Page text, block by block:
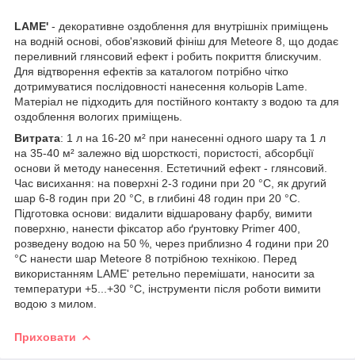
LAME' - декоративне оздоблення для внутрішніх приміщень
на водній основі, обов'язковий фініш для Meteore 8, що додає
переливний глянсовий ефект і робить покриття блискучим.
Для відтворення ефектів за каталогом потрібно чітко
дотримуватися послідовності нанесення кольорів Lame.
Матеріал не підходить для постійного контакту з водою та для
оздоблення вологих приміщень.
Витрата: 1 л на 16-20 м² при нанесенні одного шару та 1 л
на 35-40 м² залежно від шорсткості, пористості, абсорбції
основи й методу нанесення. Естетичний ефект - глянсовий.
Час висихання: на поверхні 2-3 години при 20 °C, як другий
шар 6-8 годин при 20 °C, в глибині 48 годин при 20 °C.
Підготовка основи: видалити відшаровану фарбу, вимити
поверхню, нанести фіксатор або ґрунтовку Primer 400,
розведену водою на 50 %, через приблизно 4 години при 20
°C нанести шар Meteore 8 потрібною технікою. Перед
використанням LAME' ретельно перемішати, наносити за
температури +5...+30 °C, інструменти після роботи вимити
водою з милом.
Приховати